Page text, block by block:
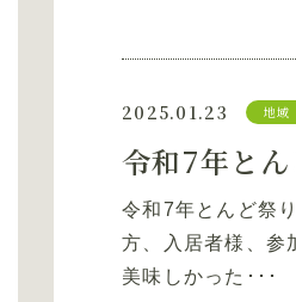
2025.01.23 地域
令和7年とんど祭り
方、入居者様、参
美味しかった･･･